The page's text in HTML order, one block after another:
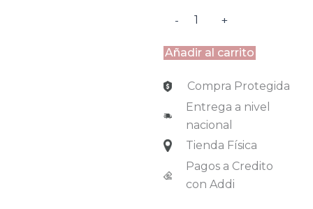
- +
Añadir al carrito
Compra Protegida
Entrega a nivel
nacional
Tienda Física
Pagos a Credito
con Addi